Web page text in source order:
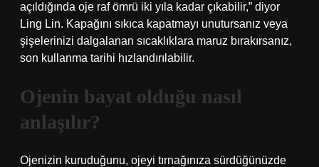
açıldığında oje raf ömrü iki yıla kadar çıkabilir,” diyor
Ling Lin. Kapağını sıkıca kapatmayı unutursanız veya
şişelerinizi dalgalanan sıcaklıklara maruz bırakırsanız,
son kullanma tarihi hızlandırılabilir.
Ojenin bayat olduğu nasıl
anlaşılır?
Ojenizin kuruduğunu, ojeyi tırnağınıza sürdüğünüzde